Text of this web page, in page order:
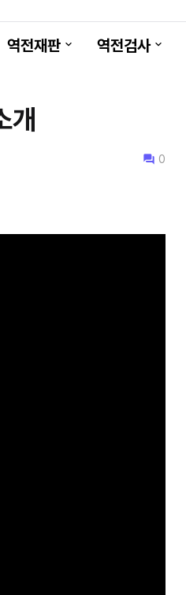
역전재판 역전검사
개
0